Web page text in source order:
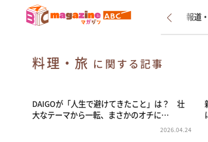
新着 インタビュー 報道
料理・旅 に関する記事
DAIGOが「人生で避けてきたこと」は？ 壮
大なテーマから一転、まさかのオチに…
2026.04.24